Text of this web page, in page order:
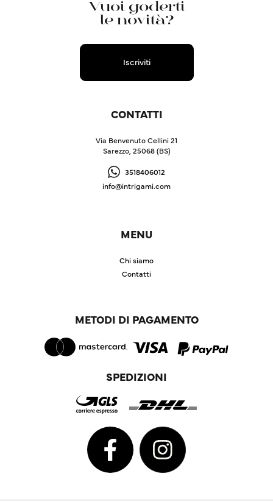
Vuoi goderti
le novità?
Iscriviti
CONTATTI
Via Benvenuto Cellini 21
Sarezzo, 25068 (BS)
3518406012
info@intrigami.com
MENU
Chi siamo
Contatti
METODI DI PAGAMENTO
SPEDIZIONI